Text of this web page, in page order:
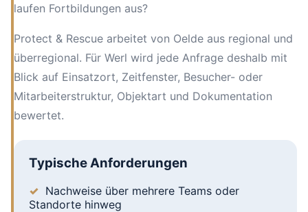
laufen Fortbildungen aus?
Protect & Rescue arbeitet von Oelde aus regional und
überregional. Für Werl wird jede Anfrage deshalb mit
Blick auf Einsatzort, Zeitfenster, Besucher- oder
Mitarbeiterstruktur, Objektart und Dokumentation
bewertet.
Typische Anforderungen
Nachweise über mehrere Teams oder
Standorte hinweg